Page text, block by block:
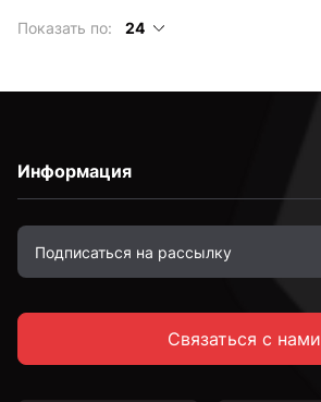
Показать по: 24
Информация
Связаться с нами